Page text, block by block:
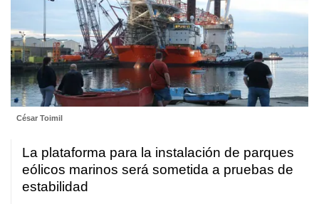
César Toimil
La plataforma para la instalación de parques
eólicos marinos será sometida a pruebas de
estabilidad